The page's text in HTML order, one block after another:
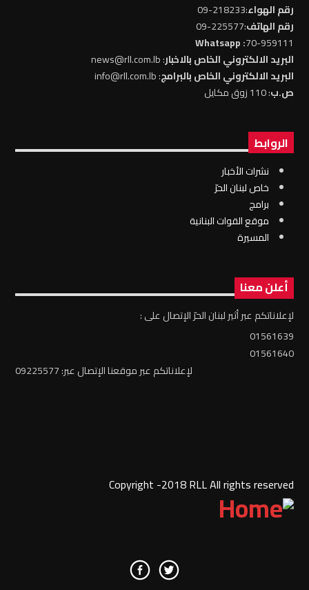
رقم الهواء:218233-09
رقم الهاتف:225577-09
70-959111
: Whatsapp
البريد الالكتروني الخاص بالاخبار: news@rll.com.lb
البريد الالكتروني الخاص بالبرامج: info@rll.com.lb
ص.ب: 110 زوق مكايل
الروابط
نشرات الأخبار
خاص لبنان الحرّ
برامج
موقع القوات البنانية
المسيرة
أعلن معنا
لإعلاناتكم عبر أثير لبنان الحرّ الإتصال على :
01561639
01561640
لإعلاناتكم عبر موقعنا الإتصال عبر: 09225577
Copyright -2018 RLL All rights reserved